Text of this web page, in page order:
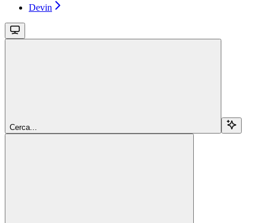
Devin
Cerca...